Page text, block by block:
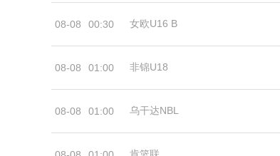
08-08 00:30 女欧U16 B
08-08 01:00 非锦U18
08-08 01:00 乌干达NBL